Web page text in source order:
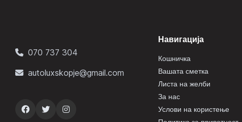
070 737 304
autoluxskopje@gmail.com
Навигација
Кошничка
Вашата сметка
Листа на желби
За нас
Услови на користење